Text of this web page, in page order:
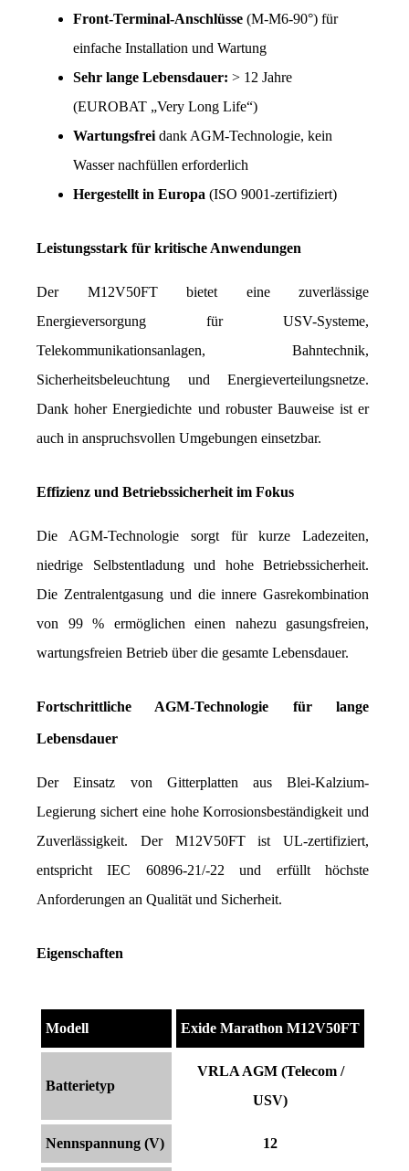
Front-Terminal-Anschlüsse (M-M6-90°) für
einfache Installation und Wartung
Sehr lange Lebensdauer: > 12 Jahre
(EUROBAT „Very Long Life“)
Wartungsfrei dank AGM-Technologie, kein
Wasser nachfüllen erforderlich
Hergestellt in Europa (ISO 9001-zertifiziert)
Leistungsstark für kritische Anwendungen
Der M12V50FT bietet eine zuverlässige
Energieversorgung für USV-Systeme,
Telekommunikationsanlagen, Bahntechnik,
Sicherheitsbeleuchtung und Energieverteilungsnetze.
Dank hoher Energiedichte und robuster Bauweise ist er
auch in anspruchsvollen Umgebungen einsetzbar.
Effizienz und Betriebssicherheit im Fokus
Die AGM-Technologie sorgt für kurze Ladezeiten,
niedrige Selbstentladung und hohe Betriebssicherheit.
Die Zentralentgasung und die innere Gasrekombination
von 99 % ermöglichen einen nahezu gasungsfreien,
wartungsfreien Betrieb über die gesamte Lebensdauer.
Fortschrittliche AGM-Technologie für lange
Lebensdauer
Der Einsatz von Gitterplatten aus Blei-Kalzium-
Legierung sichert eine hohe Korrosionsbeständigkeit und
Zuverlässigkeit. Der M12V50FT ist UL-zertifiziert,
entspricht IEC 60896-21/-22 und erfüllt höchste
Anforderungen an Qualität und Sicherheit.
Eigenschaften
Modell Exide Marathon M12V50FT
Batterietyp
VRLA AGM (Telecom /
USV)
Nennspannung (V) 12